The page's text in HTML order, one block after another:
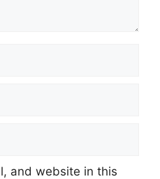
and website in this